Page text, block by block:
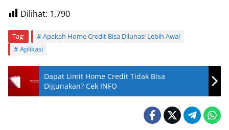
Dilihat: 1,790
Tag:
Apakah Home Credit Bisa Dilunasi Lebih Awal
Aplikasi
Dapat Limit Home Credit Tidak Bisa
Digunakan? Cek INFO